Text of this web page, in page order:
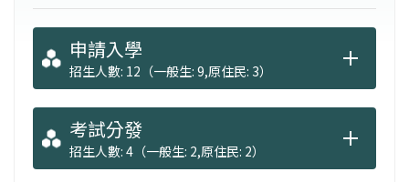
申請入學
招生人數: 12（一般生: 9,原住民: 3）
考試分發
招生人數: 4（一般生: 2,原住民: 2）